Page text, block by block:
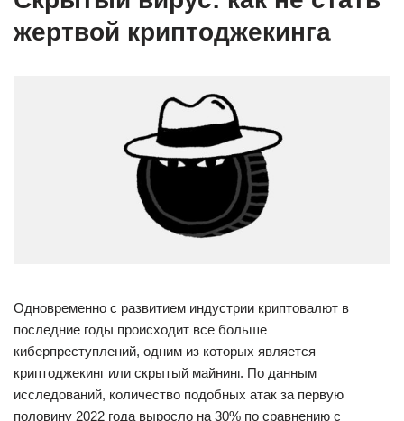
жертвой криптоджекинга
Одновременно с развитием индустрии криптовалют в
последние годы происходит все больше
киберпреступлений, одним из которых является
криптоджекинг или скрытый майнинг. По данным
исследований, количество подобных атак за первую
половину 2022 года выросло на 30% по сравнению с